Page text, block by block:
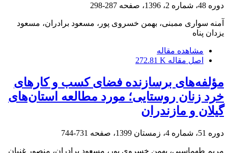
دوره 48، شماره 2، 1396، صفحه 287-298
آمنه سواری ممبنی، بهمن خسروی پور، مسعود برادران، مسعود
یزدان پناه
مشاهده مقاله
اصل مقاله 272.81 K
مؤلفه‌های برسازنده فضای کسب و کارهای
خرد زنان روستایی؛ مورد مطالعه استان‌های
گیلان و مازندران
دوره 51، شماره 4، زمستان 1399، صفحه 731-744
مریم طهماسبی، بهمن خسروی پور، مسعود برادران، منصور غنیان